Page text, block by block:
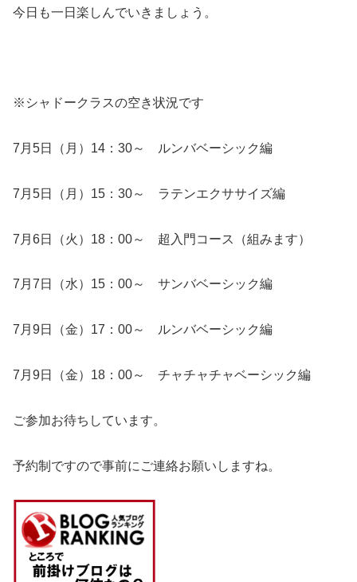
今日も一日楽しんでいきましょう。
※シャドークラスの空き状況です
7月5日（月）14：30～ ルンバベーシック編
7月5日（月）15：30～ ラテンエクササイズ編
7月6日（火）18：00～ 超入門コース（組みます）
7月7日（水）15：00～ サンバベーシック編
7月9日（金）17：00～ ルンバベーシック編
7月9日（金）18：00～ チャチャチャベーシック編
ご参加お待ちしています。
予約制ですので事前にご連絡お願いしますね。